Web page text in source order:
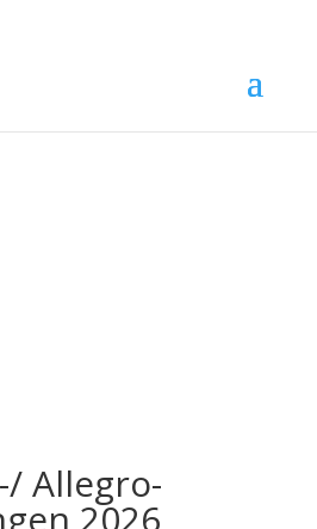
Allegro-
2026